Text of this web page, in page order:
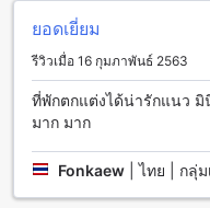
คุณชื่นชอบได้ นอกจากนี้ยัง
สิ่งอำนวยความสะดวกสำ
เลอ พลาโต
โรงแรมเลอ พลาโต มีสิ่ง
ประทานอาหารที่หลากหล
เพลิดเพลินกับสัมผัสกับกลิ่
ยอดเยี่ยม
รีวิวเมื่อ 16 กุมภาพันธ์ 2563
ที่พักตกแต่งได้น่ารักแนว
มาก มาก
Fonkaew |ไทย | กลุ่